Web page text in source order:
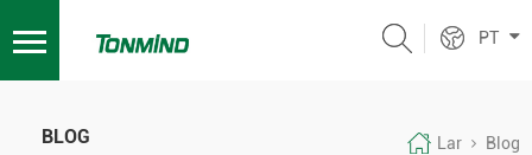
PT
BLOG Lar Blog